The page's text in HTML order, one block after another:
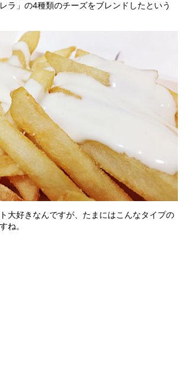
ラ」の4種類のチーズをブレンドしたという
大好きなんですが、たまにはこんなタイプの
ね。